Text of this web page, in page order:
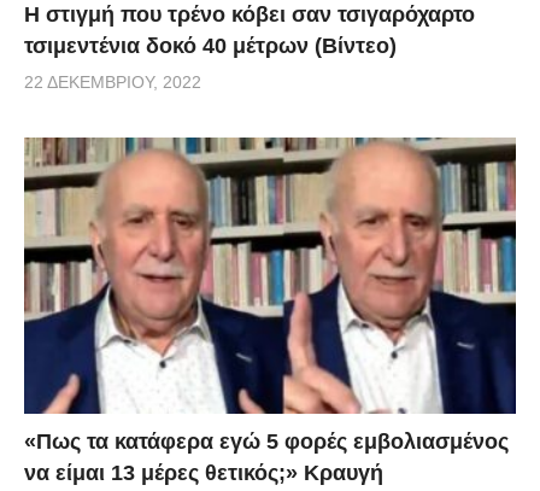
H στιγμή που τρένο κόβει σαν τσιγαρόχαρτο
τσιμεντένια δοκό 40 μέτρων (Βίντεο)
22 ΔΕΚΕΜΒΡΊΟΥ, 2022
«Πως τα κατάφερα εγώ 5 φορές εμβoλιασμένος
να είμαι 13 μέρες θετικός;» Κραυγή